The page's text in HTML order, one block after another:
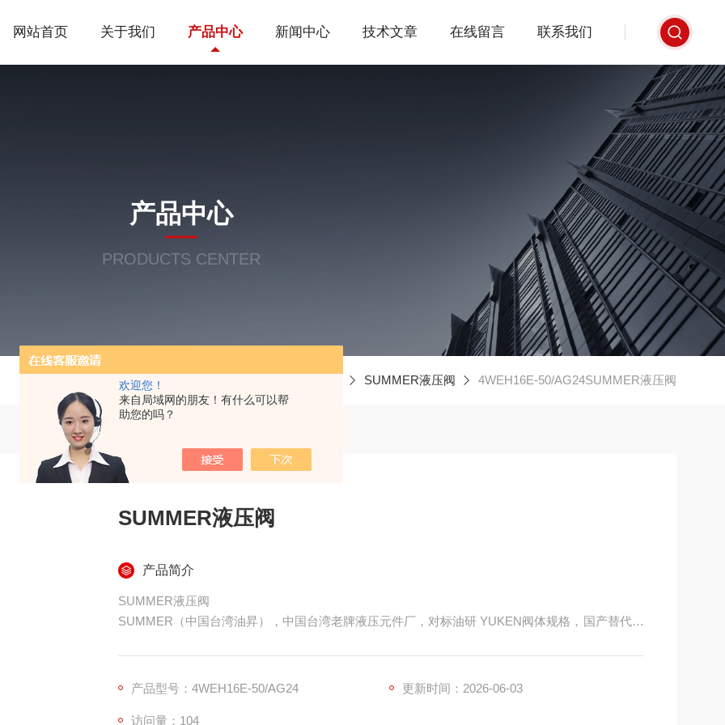
欢迎您！
来自局域网的朋友！有什么可以帮
助您的吗？
网站首页 关于我们 产品中心 新闻中心 技术文章 在线留言 联系我们
产品中心
PRODUCTS CENTER
当前位置： SUMMER液压阀 4WEH16E-50/AG24SUMMER液压阀
SUMMER液压阀
产品简介
SUMMER液压阀
SUMMER（中国台湾油昇），中国台湾老牌液压元件厂，对标油研 YUKEN阀体规格，国产替代日
产品型号：4WEH16E-50/AG24 更新时间：2026-06-03
访问量：104